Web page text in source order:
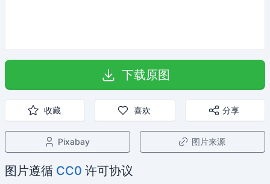
下载原图
收藏 喜欢 分享
Pixabay 图片来源
图片遵循 CC0 许可协议